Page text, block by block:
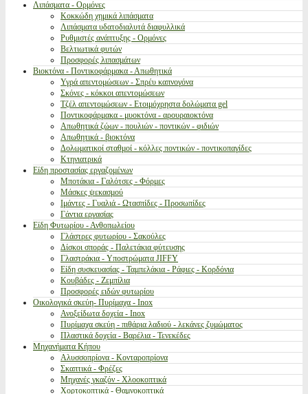
Λιπάσματα - Ορμόνες
Κοκκώδη χημικά λιπάσματα
Λιπάσματα υδατοδιαλυτά διαφυλλικά
Ρυθμιστές ανάπτυξης - Ορμόνες
Βελτιωτικά φυτών
Προσφορές λιπασμάτων
Βιοκτόνα - Ποντικοφάρμακα - Απωθητικά
Υγρά απεντομώσεων - Σπρέυ καπνογόνα
Σκόνες - κόκκοι απεντομώσεων
Τζέλ απεντομώσεων - Ετοιμόχρηστα δολώματα gel
Ποντικοφάρμακα - μυοκτόνα - αρουραιοκτόνα
Απωθητικά ζώων - πουλιών - ποντικών - φιδιών
Απωθητικά - βιοκτόνα
Δολωματικοί σταθμοί - κόλλες ποντικών - ποντικοπαγίδες
Κτηνιατρικά
Είδη προστασίας εργαζομένων
Μποτάκια - Γαλότσες - Φόρμες
Μάσκες ψεκασμού
Ιμάντες - Γυαλιά - Ωτασπίδες - Προσωπίδες
Γάντια εργασίας
Είδη Φυτωρίου - Ανθοπωλείου
Γλάστρες φυτωρίου - Σακούλες
Δίσκοι σποράς - Παλετάκια φύτευσης
Γλαστράκια - Υποστρώματα JIFFY
Είδη συσκευασίας - Ταμπελάκια - Ράφιες - Κορδόνια
Κουβάδες - Ζεμπίλια
Προσφορές ειδών φυτωρίου
Οικολογικά σκεύη- Πυρίμαχα - Inox
Ανοξείδωτα δοχεία - Inox
Πυρίμαχα σκεύη - πιθάρια λαδιού - λεκάνες ζυμώματος
Πλαστικά δοχεία - Βαρέλια - Τενεκέδες
Μηχανήματα Κήπου
Αλυσσοπρίονα - Κονταροπρίονα
Σκαπτικά - Φρέζες
Μηχανές γκαζόν - Χλοοκοπτικά
Χορτοκοπτικά - Θαμνοκοπτικά